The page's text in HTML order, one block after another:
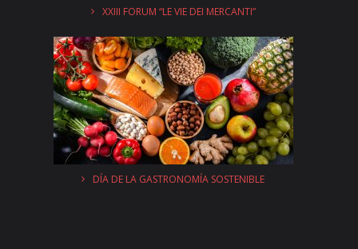
XXIII FORUM “LE VIE DEI MERCANTI”
DÍA DE LA GASTRONOMÍA SOSTENIBLE